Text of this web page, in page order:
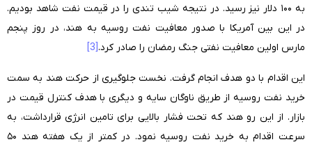
به ۱۰۰ دلار نیز رسید. در نتیجه شیب تندی را در قیمت نفت شاهد بودیم.
در این بین آمریکا با صدور معافیت نفت روسیه به هند، در روز پنجم
مارس اولین معافیت نفتی جنگ رمضان را صادر کرد.[3]
این اقدام با دو هدف انجام گرفت. نخست جلوگیری از حرکت هند به سمت
خرید نفت روسیه از طریق ناوگان سایه و دیگری با هدف کنترل قیمت در
بازار. از این رو هند که تحت فشار بالایی برای تامین انرژی قرارداشت، به
سرعت اقدام به خرید نفت روسیه نمود. در کمتر از یک هفته هند ۵۰